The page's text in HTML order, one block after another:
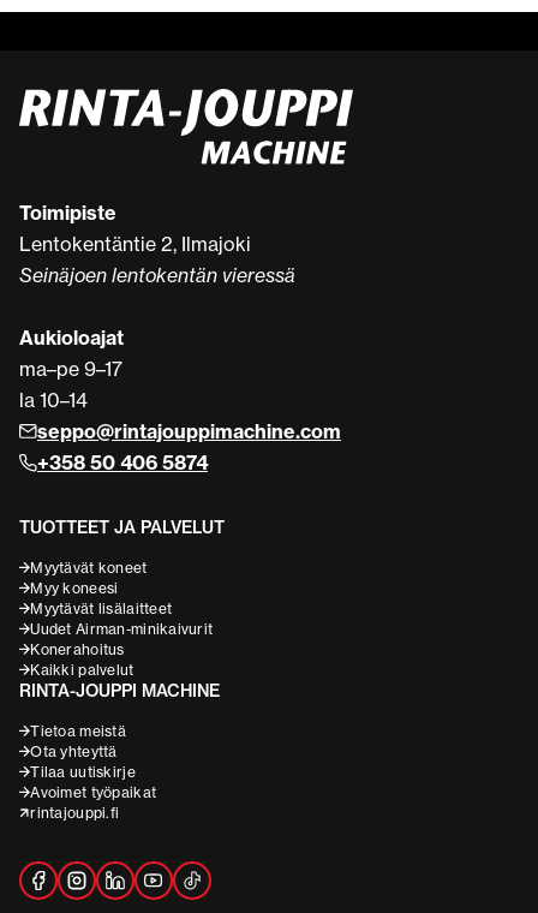
Toimipiste
Lentokentäntie 2, Ilmajoki
Seinäjoen lentokentän vieressä
Aukioloajat
ma–pe 9–17
la 10–14
seppo@rintajouppimachine.com
+358 50 406 5874
TUOTTEET JA PALVELUT
Myytävät koneet
Myy koneesi
Myytävät lisälaitteet
Uudet Airman-minikaivurit
Konerahoitus
Kaikki palvelut
RINTA-JOUPPI MACHINE
Tietoa meistä
Ota yhteyttä
Tilaa uutiskirje
Avoimet työpaikat
rintajouppi.fi